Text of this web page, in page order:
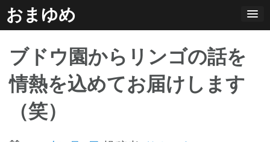
コ
ン
ツ
おまゆめ
ブドウ園からリンゴの話を
情熱を込めてお届けします
（笑）